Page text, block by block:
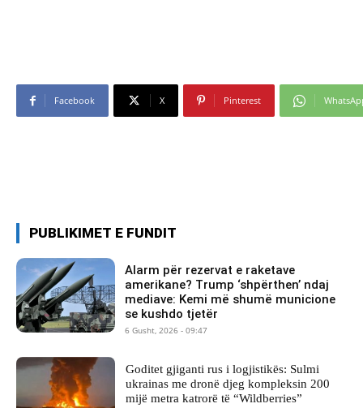
Facebook X Pinterest
PUBLIKIMET E FUNDIT
Alarm për rezervat e raketave
amerikane? Trump ‘shpërthen’ ndaj
mediave: Kemi më shumë municione
se kushdo tjetër
6 Gusht, 2026 - 09:47
Goditet gjiganti rus i logjistikës: Sulmi
ukrainas me dronë djeg kompleksin 200
mijë metra katrorë të “Wildberries”